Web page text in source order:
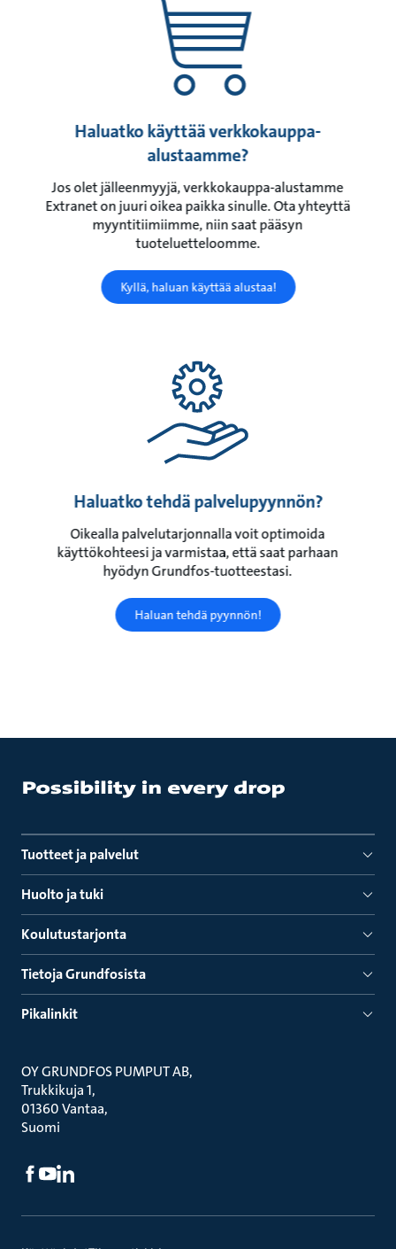
Haluatko käyttää verkkokauppa-
alustaamme?
Jos olet jälleenmyyjä, verkkokauppa-alustamme
Extranet on juuri oikea paikka sinulle. Ota yhteyttä
myyntitiimiimme, niin saat pääsyn
tuoteluetteloomme.
Kyllä, haluan käyttää alustaa!
Haluatko tehdä palvelupyynnön?
Oikealla palvelutarjonnalla voit optimoida
käyttökohteesi ja varmistaa, että saat parhaan
hyödyn Grundfos-tuotteestasi.
Haluan tehdä pyynnön!
Tuotteet ja palvelut
Huolto ja tuki
Koulutustarjonta
Tietoja Grundfosista
Pikalinkit
OY GRUNDFOS PUMPUT AB
Trukkikuja 1
01360 Vantaa
Suomi